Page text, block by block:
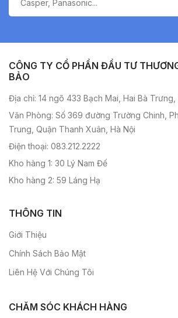
CÔNG TY CỔ PHẦN ĐẦU TƯ
BẢO
Địa chỉ: 14 ngõ 433 Bạch Mai, Hai Bà Trưng,
Văn Phòng: Số 369 đường Trường Chinh,
Trung, Quận Thanh Xuân, Hà Nội
Điện thoại: 083.212.2222
Kho hàng 1: 30 Lý Nam Đế
Kho hàng 2: 59 Láng Hạ
THÔNG TIN
Giới Thiệu
Chính Sách Bảo Mật
Liên Hệ Với Chúng Tôi
CHĂM SÓC KHÁCH HÀNG